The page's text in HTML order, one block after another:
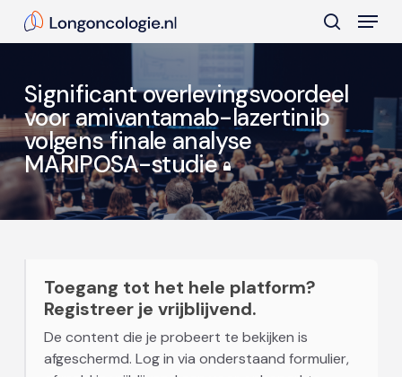
search
Menu
Significant overlevingsvoordeel
voor amivantamab-lazertinib
volgens finale analyse
MARIPOSA-studie
Toegang tot het hele platform?
Registreer je vrijblijvend.
De content die je probeert te bekijken is
afgeschermd. Log in via onderstaand formulier,